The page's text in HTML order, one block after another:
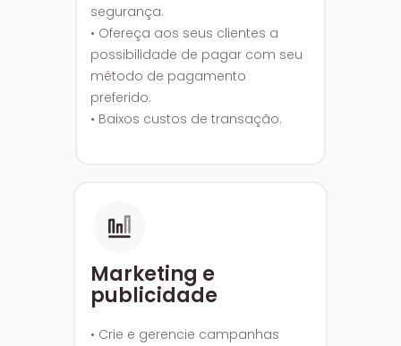
segurança.
• Ofereça aos seus clientes a
possibilidade de pagar com seu
método de pagamento
preferido.
• Baixos custos de transação.
Marketing e
publicidade
• Crie e gerencie campanhas